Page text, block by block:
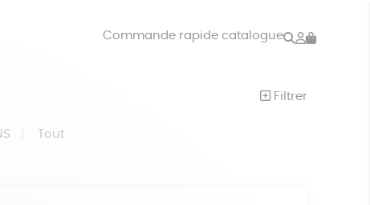
Commande rapide catalogue Rechercher
Mon
Filtrer
Tout